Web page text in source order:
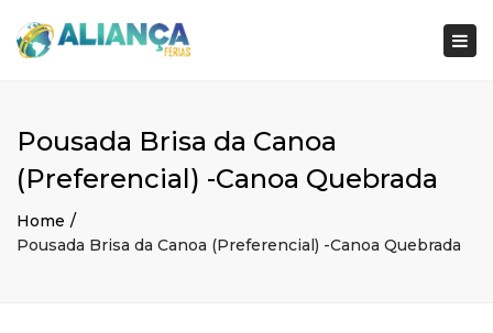
Pousada Brisa da Canoa
(Preferencial) -Canoa Quebrada
Home
Pousada Brisa da Canoa (Preferencial) -Canoa Quebrada